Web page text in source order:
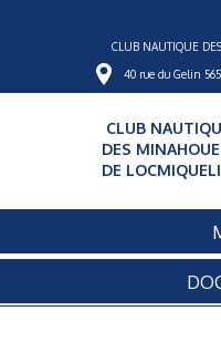
CLUB NAUTIQUE
40 rue du Gelin
CLUB
DES
DE